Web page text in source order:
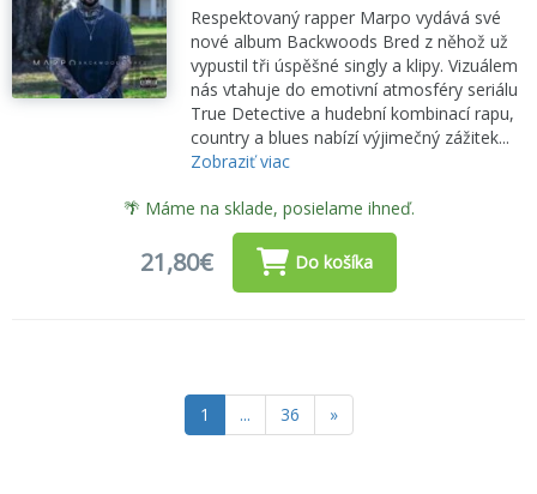
Respektovaný rapper Marpo vydává své
nové album Backwoods Bred z něhož už
vypustil tři úspěšné singly a klipy. Vizuálem
nás vtahuje do emotivní atmosféry seriálu
True Detective a hudební kombinací rapu,
country a blues nabízí výjimečný zážitek...
Zobraziť viac
🌴 Máme na sklade, posielame ihneď.
21,80€ Do košíka
1 ... 36 »